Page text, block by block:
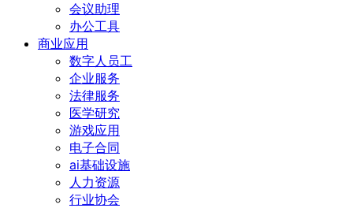
会议助理
办公工具
商业应用
数字人员工
企业服务
法律服务
医学研究
游戏应用
电子合同
ai基础设施
人力资源
行业协会